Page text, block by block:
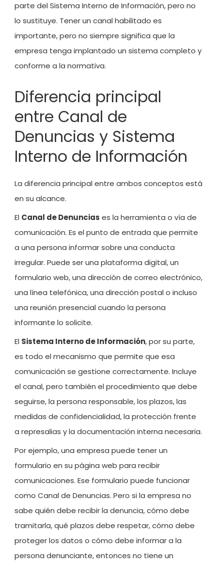
parte del Sistema Interno de Información, pero no
lo sustituye. Tener un canal habilitado es
importante, pero no siempre significa que la
empresa tenga implantado un sistema completo y
conforme a la normativa.
Diferencia principal
entre Canal de
Denuncias y Sistema
Interno de Información
La diferencia principal entre ambos conceptos está
en su alcance.
El Canal de Denuncias es la herramienta o vía de
comunicación. Es el punto de entrada que permite
a una persona informar sobre una conducta
irregular. Puede ser una plataforma digital, un
formulario web, una dirección de correo electrónico,
una línea telefónica, una dirección postal o incluso
una reunión presencial cuando la persona
informante lo solicite.
El Sistema Interno de Información, por su parte,
es todo el mecanismo que permite que esa
comunicación se gestione correctamente. Incluye
el canal, pero también el procedimiento que debe
seguirse, la persona responsable, los plazos, las
medidas de confidencialidad, la protección frente
a represalias y la documentación interna necesaria.
Por ejemplo, una empresa puede tener un
formulario en su página web para recibir
comunicaciones. Ese formulario puede funcionar
como Canal de Denuncias. Pero si la empresa no
sabe quién debe recibir la denuncia, cómo debe
tramitarla, qué plazos debe respetar, cómo debe
proteger los datos o cómo debe informar a la
persona denunciante, entonces no tiene un